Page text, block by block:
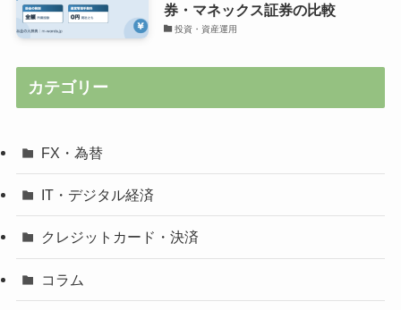
券・マネックス証券の比較
投資・資産運用
カテゴリー
FX・為替
IT・デジタル経済
クレジットカード・決済
コラム